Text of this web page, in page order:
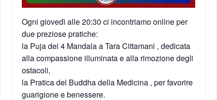
Ogni giovedì alle 20:30 ci incontriamo online per
due preziose pratiche:
la Puja dei 4 Mandala a Tara Cittamani , dedicata
alla compassione illuminata e alla rimozione degli
ostacoli,
la Pratica del Buddha della Medicina , per favorire
guarigione e benessere.